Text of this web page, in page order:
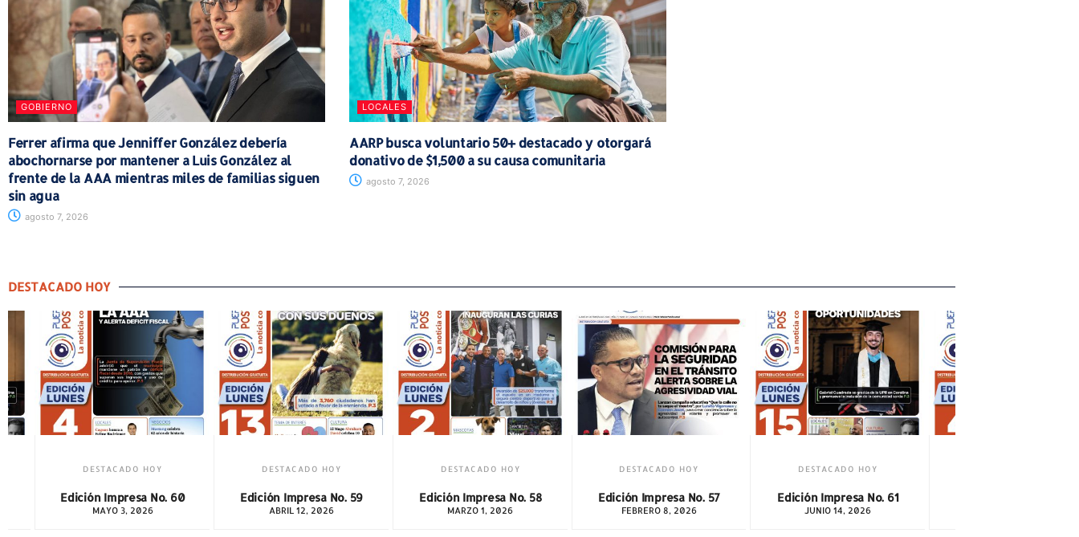
GOBIERNO
Ferrer afirma que Jenniffer González debería
abochornarse por mantener a Luis González al
frente de la AAA mientras miles de familias siguen
sin agua
agosto 7, 2026
LOCALES
AARP busca voluntario 50+ destacado y otorgará
donativo de $1,500 a su causa comunitaria
agosto 7, 2026
DESTACADO HOY
DESTACADO HOY
Edición Impresa No. 59
ABRIL 12, 2026
DESTACADO HOY
Edición Impresa No. 58
MARZO 1, 2026
DESTACADO HOY
Edición Impresa No. 57
FEBRERO 8, 2026
DESTACADO HOY
Edición Impresa No. 61
JUNIO 14, 2026
DESTACADO HOY
Edición Impresa No. 60
MAYO 3, 2026